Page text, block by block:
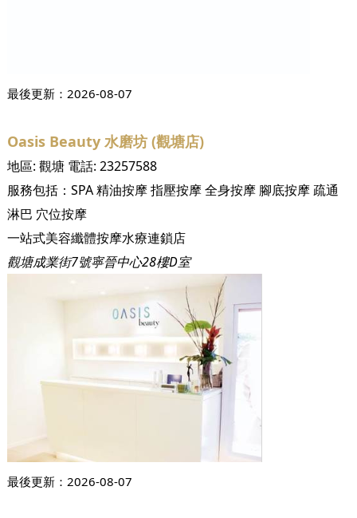
最後更新： 2026-08-07
Oasis Beauty 水磨坊 (觀塘店)
地區: 觀塘電話: 23257588
服務包括： SPA精油按摩指壓按摩全身按摩 腳底按摩疏通
淋巴 穴位按摩
一站式美容纖體按摩水療連鎖店
觀塘成業街7號寧晉中心28樓D室
最後更新： 2026-08-07